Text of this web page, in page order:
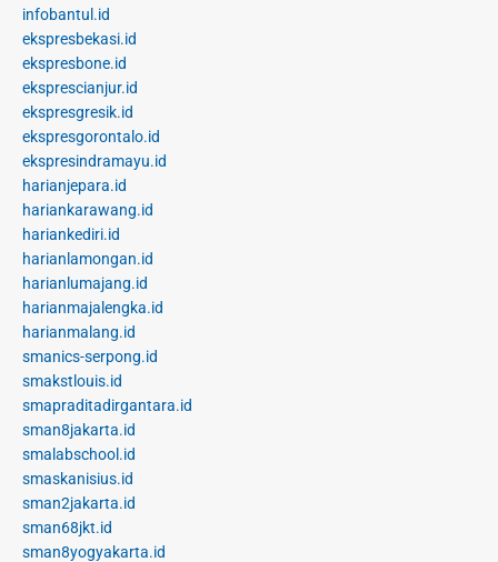
infobantul.id
ekspresbekasi.id
ekspresbone.id
eksprescianjur.id
ekspresgresik.id
ekspresgorontalo.id
ekspresindramayu.id
harianjepara.id
hariankarawang.id
hariankediri.id
harianlamongan.id
harianlumajang.id
harianmajalengka.id
harianmalang.id
smanics-serpong.id
smakstlouis.id
smapraditadirgantara.id
sman8jakarta.id
smalabschool.id
smaskanisius.id
sman2jakarta.id
sman68jkt.id
sman8yogyakarta.id